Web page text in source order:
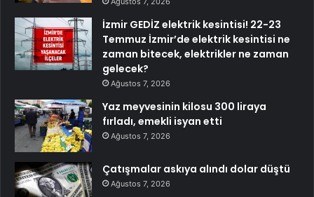
İzmir GEDİZ elektrik kesintisi! 22-23
Temmuz İzmir’de elektrik kesintisi ne
zaman bitecek, elektrikler ne zaman
gelecek?
Ağustos 7, 2026
Yaz meyvesinin kilosu 300 liraya
fırladı, emekli isyan etti
Ağustos 7, 2026
Çatışmalar askıya alındı dolar düştü
Ağustos 7, 2026